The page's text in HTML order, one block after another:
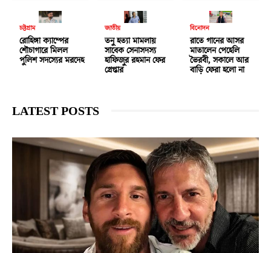
চট্টগ্রাম
রোহিঙ্গা ক্যাম্পের
শৌচাগারে মিলল
পুলিশ সদস্যের মরদেহ
জাতীয়
তনু হত্যা মামলায়
সাবেক সেনাসদস্য
হাফিজুর রহমান ফের
গ্রেপ্তার
বিনোদন
রাতে গানের আসর
মাতালেন পেহেলি
ভৈরবী, সকালে আর
বাড়ি ফেরা হলো না
LATEST POSTS